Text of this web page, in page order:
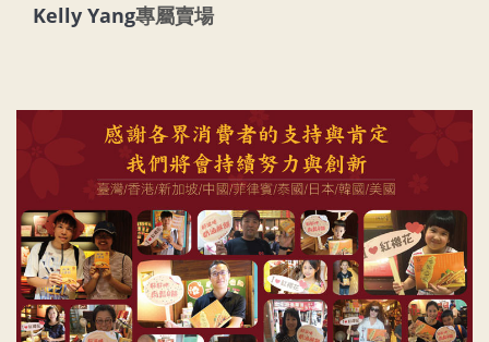
Kelly Yang專屬賣場